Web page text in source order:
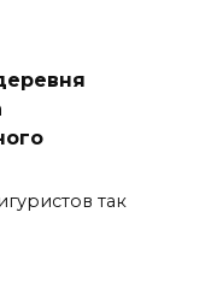
так